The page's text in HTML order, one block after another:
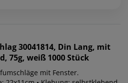
30041814, Din Lang, mit
75g, weiß 1000 Stück
mit Fenster.